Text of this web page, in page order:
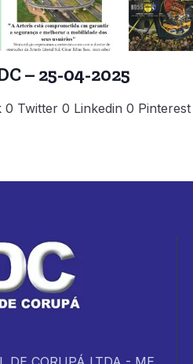
– 25-04-2025
0 Twitter 0 Linkedin 0 Pinterest